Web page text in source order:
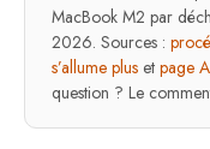
MacBook M2 par
2026. Sources :
s’allume plus et page
question ? Le